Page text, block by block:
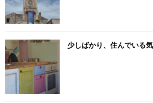
少しばかり、住んでいる